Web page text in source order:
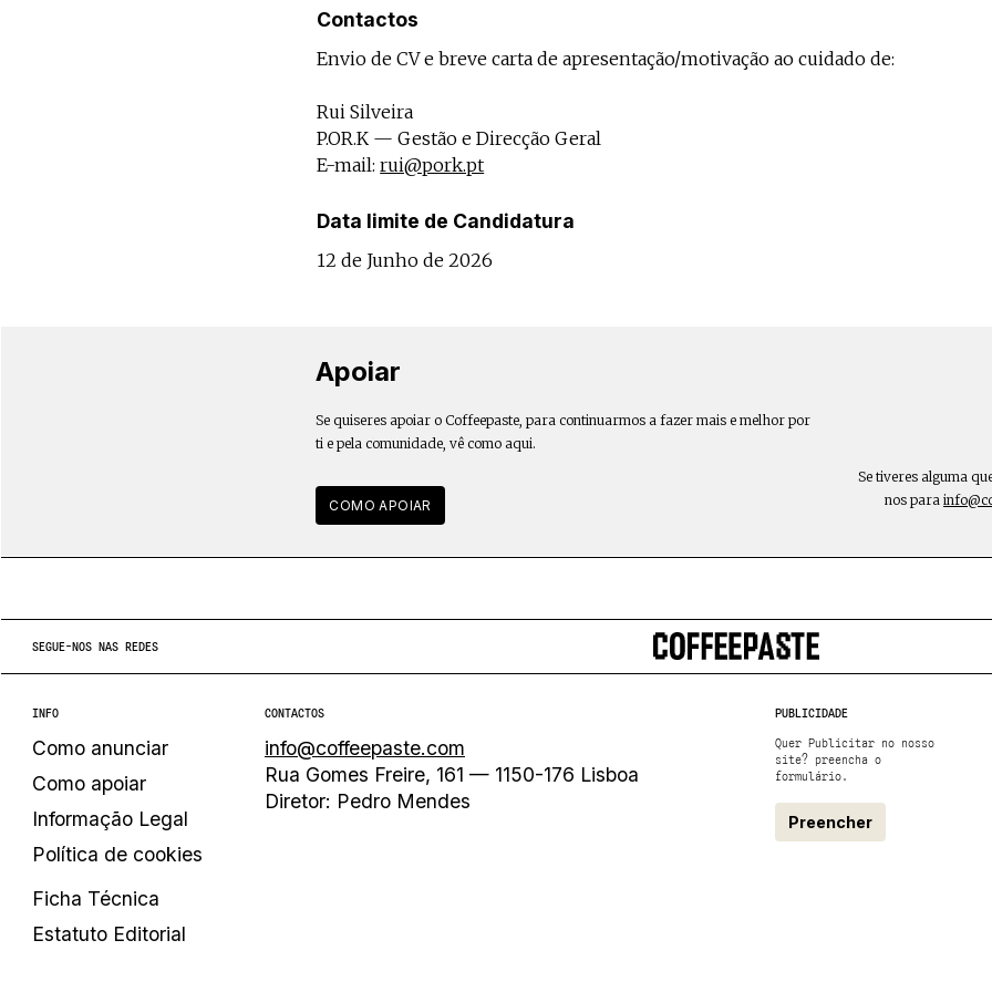
Contactos
Envio de CV e breve carta de apresentação/motivação ao cuidado de:
Rui Silveira
P.OR.K — Gestão e Direcção Geral
E-mail:rui@pork.pt
Data limite de Candidatura
12 de Junho de 2026
Apoiar
Se quiseres apoiar o Coffeepaste, para continuarmos a fazer mais e melhor por
ti e pela comunidade, vê como aqui.
COMO APOIAR
Se tiveres alguma
nos para
SEGUE-NOS NAS REDES
INFO
Como anunciar
Como apoiar
Informação Legal
Política de cookies
Ficha Técnica
Estatuto Editorial
CONTACTOS
info@coffeepaste.com
Rua Gomes Freire, 161 — 1150-176 Lisboa
Diretor: Pedro Mendes
PUBLICIDADE
Quer Publicitar no nosso
site? preencha o
formulário.
Preencher